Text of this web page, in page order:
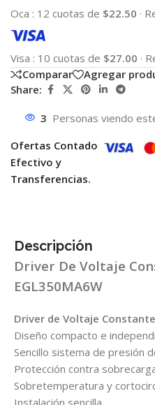
Oca : 12 cuotas de $22.50 ·
Visa : 10 cuotas de $27.00 ·
Comparar
Agregar
Share:
3 Personas viendo
Ofertas Contado
Efectivo y
Transferencias.
Descripción
Driver De Voltaje
EGL350MA6W
Driver de Voltaje Constante
Diseño compacto e
Sencillo sistema de presión
Protección contra
Sobretemperatura y
Instalación sencilla.